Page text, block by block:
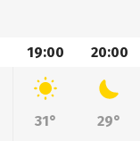
19:00 20:00
31° 29°